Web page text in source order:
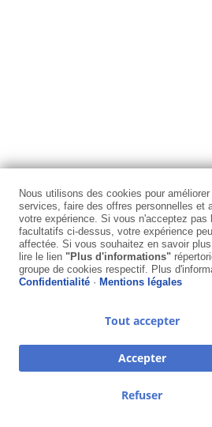
Dernière mise à jour stockinfo
INFORMATION
Mentions légales
Retour de marchandise
Paiement et expédition
Nous utilisons des cookies pour améliorer
services, faire des offres personnelles et
votre expérience. Si vous n'acceptez pas
facultatifs ci-dessus, votre expérience
affectée. Si vous souhaitez en savoir
lire le lien "Plus d'informations"
groupe de cookies respectif. Plus
Confidentialité · Mentions légales
Accepter
Tout accepter
Refuser